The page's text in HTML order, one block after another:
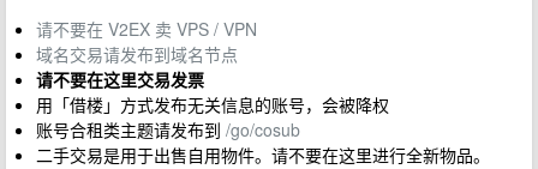
请不要在 V2EX 卖 VPS / VPN
域名交易请发布到域名节点
请不要在这里交易发票
用「借楼」方式发布无关信息的账号，会被降权
账号合租类主题请发布到 /go/cosub
二手交易是用于出售自用物件。请不要在这里进行全新物品。